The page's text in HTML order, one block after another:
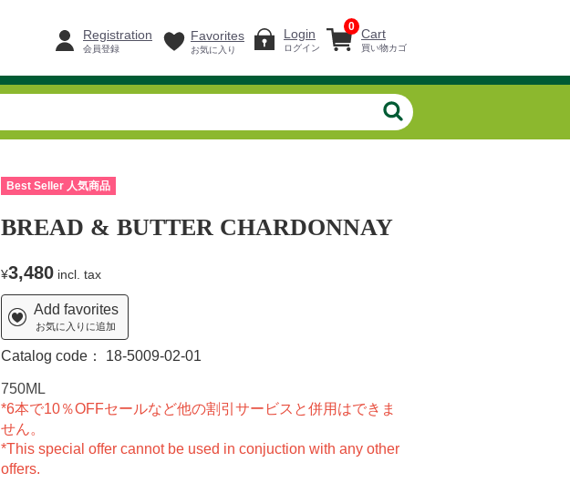
Cart
買い物カゴ
0
Registration
会員登録
Favorites
お気に入り
Login
ログイン
Best Seller 人気商品
BREAD & BUTTER CHARDONNAY
¥3,480incl. tax
Add favorites
お気に入りに追加
Catalog code： 18-5009-02-01
750ML
*6本で10％OFFセールなど他の割引サービスと併用はできま
せん。
*This special offer cannot be used in conjuction with any other
offers.